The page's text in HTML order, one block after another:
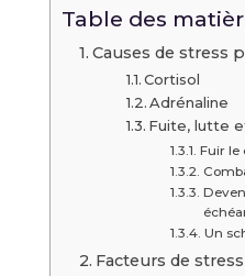
Table des
Causes de stress
Cortisol
Adrénaline
Fuite, lutte
Fuir le
Un
Facteurs de